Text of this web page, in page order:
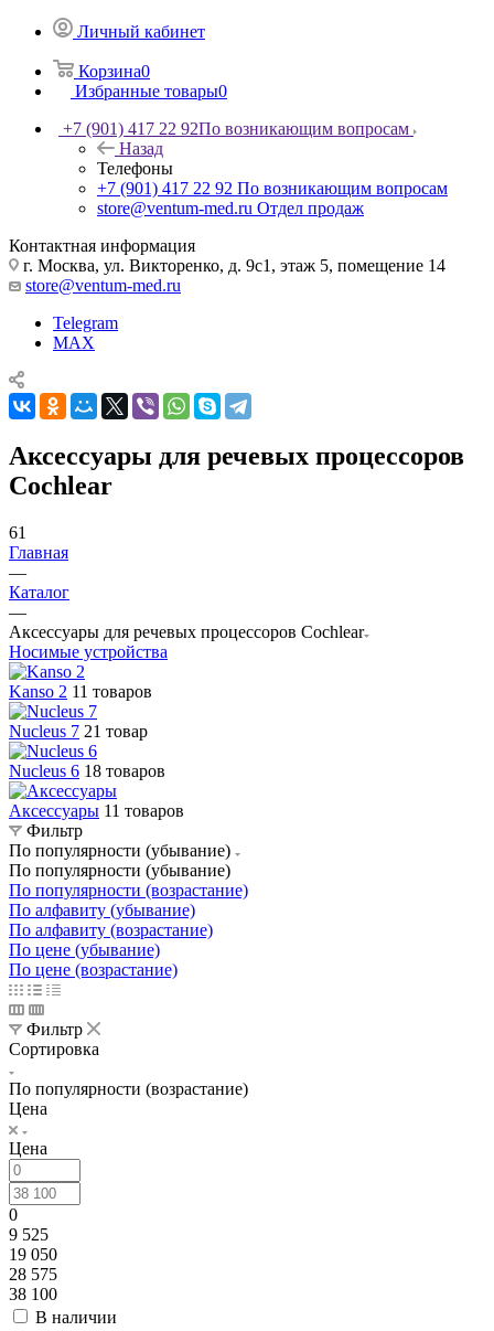
Личный кабинет
Корзина0
Избранные товары0
+7 (901) 417 22 92По возникающим вопросам
Назад
Телефоны
+7 (901) 417 22 92 По возникающим вопросам
store@ventum-med.ru Отдел продаж
Контактная информация
г. Москва, ул. Викторенко, д. 9с1, этаж 5, помещение 14
store@ventum-med.ru
Telegram
MAX
Аксессуары для речевых процессоров
Cochlear
61
Главная
—
Каталог
—
Аксессуары для речевых процессоров Cochlear
Носимые устройства
Kanso 2 11 товаров
Nucleus 7 21 товар
Nucleus 6 18 товаров
Аксессуары 11 товаров
Фильтр
По популярности (убывание)
По популярности (убывание)
По популярности (возрастание)
По алфавиту (убывание)
По алфавиту (возрастание)
По цене (убывание)
По цене (возрастание)
Фильтр
Сортировка
По популярности (возрастание)
Цена
Цена
0
9 525
19 050
28 575
38 100
В наличии